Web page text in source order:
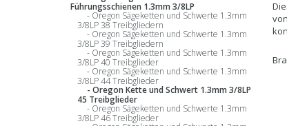
Führungsschienen 1.3mm 3/8LP
Oregon Sägeketten und Schwerte 1.3mm
3/8LP 38 Treibgliedern
Oregon Sägeketten und Schwerte 1.3mm
3/8LP 39 Treibgliedern
Oregon Sägeketten und Schwerte 1.3mm
3/8LP 40 Treibglieder
Oregon Sägeketten und Schwerte 1.3mm
3/8LP 44 Treibglieder
Oregon Kette und Schwert 1.3mm 3/8LP
45 Treibglieder
Oregon Sägeketten und Schwerte 1.3mm
3/8LP 46 Treibglieder